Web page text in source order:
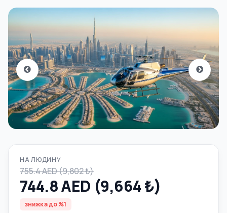
НА ЛЮДИНУ
755.4 AED (9,802 ₺)
744.8 AED (9,664 ₺)
знижка до %1